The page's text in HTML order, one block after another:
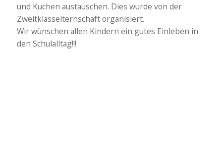
und Kuchen austauschen. Dies wurde von der
Zweitklasselternschaft organisiert.
Wir wünschen allen Kindern ein gutes Einleben in
den Schulalltag!!!